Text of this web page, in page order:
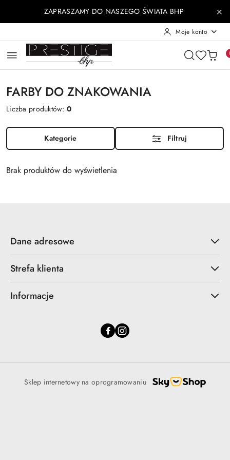
Przejdź do treści głównej
Przejdź do wyszukiwarki
Przejdź do moje konto
Przejdź do menu głównego
Przejdź do stopki
ZAPRASZAMY DO NASZEGO ŚWIATA BHP
Moje konto
FARBY DO ZNAKOWANIA
Liczba produktów:0
Kategorie Filtruj
Brak produktów do wyświetlenia
Dane adresowe
Strefa klienta
Informacje
Sklep internetowy na oprogramowaniu